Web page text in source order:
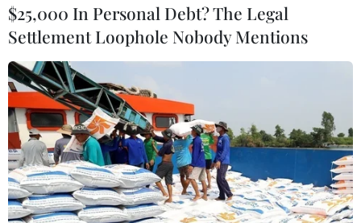
05/08/2026 07:46
"Lễ mừng cơm mới" và chuỗi hoạt
động du lịch "Sắc vàng Di sản" 2026
tại Lào Cai
04/08/2026 14:56
Tuyên Quang: Lễ hội hoa Tam giác
$25,000 In Personal Debt? The Legal
Settlement Loophole Nobody Mentions